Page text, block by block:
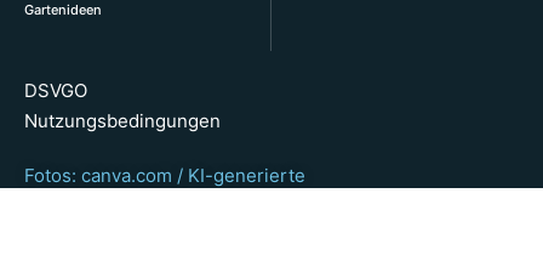
Gartenideen
DSVGO
Nutzungsbedingungen
Fotos: canva.com / KI-generierte